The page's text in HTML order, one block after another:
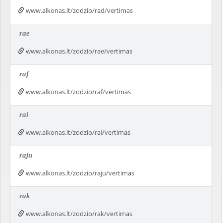
www.alkonas.lt/zodzio/rad/vertimas
rae
www.alkonas.lt/zodzio/rae/vertimas
raf
www.alkonas.lt/zodzio/raf/vertimas
rai
www.alkonas.lt/zodzio/rai/vertimas
raju
www.alkonas.lt/zodzio/raju/vertimas
rak
www.alkonas.lt/zodzio/rak/vertimas